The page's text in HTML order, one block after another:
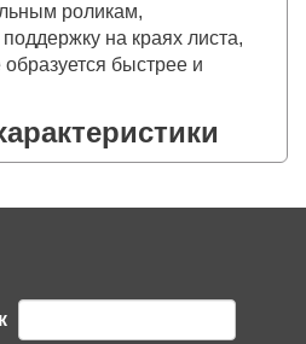
роликам,
на краях листа,
быстрее и